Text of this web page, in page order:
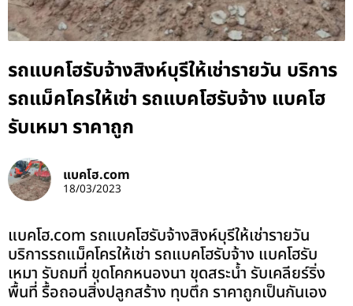
รถแบคโฮรับจ้างสิงห์บุรีให้เช่ารายวัน บริการ
รถแม็คโครให้เช่า รถแบคโฮรับจ้าง แบคโฮ
รับเหมา ราคาถูก
แบคโฮ.com
18/03/2023
แบคโฮ.com รถแบคโฮรับจ้างสิงห์บุรีให้เช่ารายวัน
บริการรถแม็คโครให้เช่า รถแบคโฮรับจ้าง แบคโฮรับ
เหมา รับถมที่ ขุดโคกหนองนา ขุดสระน้ำ รับเคลียร์ริ่ง
พื้นที่ รื้อถอนสิ่งปลูกสร้าง ทุบตึก ราคาถูกเป็นกันเอง